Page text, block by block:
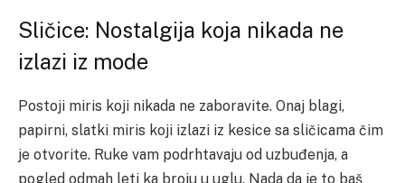
Sličice: Nostalgija koja nikada ne
izlazi iz mode
Postoji miris koji nikada ne zaboravite. Onaj blagi,
papirni, slatki miris koji izlazi iz kesice sa sličicama čim
je otvorite. Ruke vam podrhtavaju od uzbuđenja, a
pogled odmah leti ka broju u uglu. Nada da je to baš